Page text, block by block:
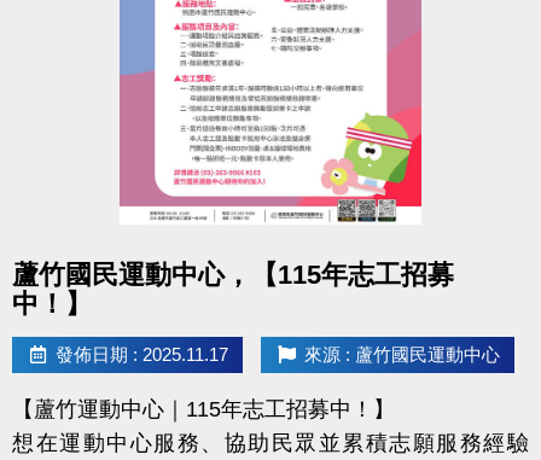
蘆竹國民運動中心，【115年志工招募
中！】
發佈日期 : 2025.11.17 來源 : 蘆竹國民運動中心
【蘆竹運動中心｜115年志工招募中！】
想在運動中心服務、協助民眾並累積志願服務經驗